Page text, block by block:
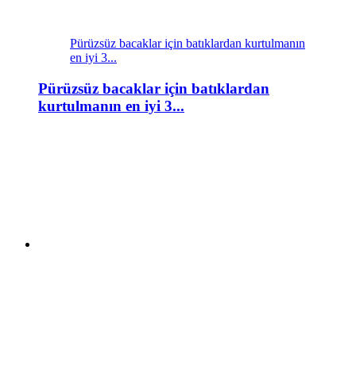
Pürüzsüz bacaklar için batıklardan kurtulmanın
en iyi 3...
Pürüzsüz bacaklar için batıklardan
kurtulmanın en iyi 3...